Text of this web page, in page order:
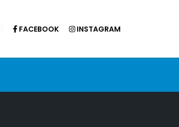
FACEBOOK INSTAGRAM